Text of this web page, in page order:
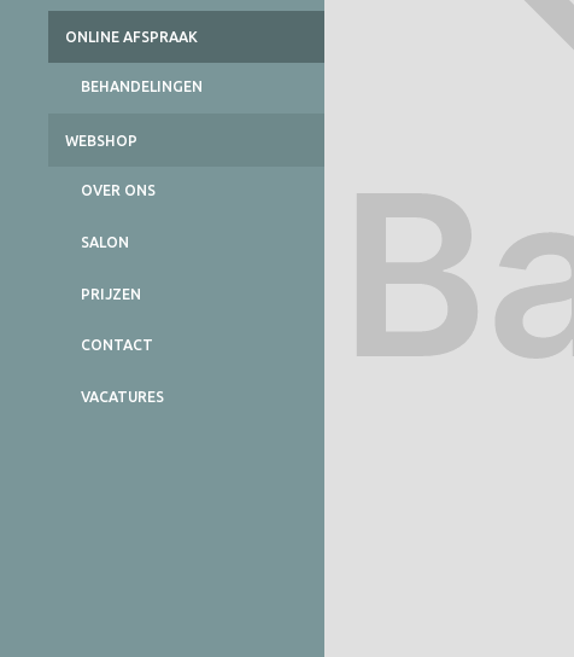
ONLINE AFSPRAAK
BEHANDELINGEN
WEBSHOP
OVER ONS
SALON
PRIJZEN
CONTACT
VACATURES